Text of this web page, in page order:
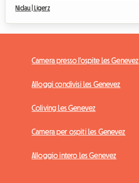
Nidau |Ligerz
Camera presso l'ospite Les Genevez
Alloggi condivisi Les Genevez
Coliving Les Genevez
Camera per ospiti Les Genevez
Alloggio intero Les Genevez